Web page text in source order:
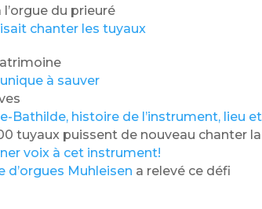
du prieuré
chanter les tuyaux
à sauver
Bathilde, histoire de l’instrument, lieu
tuyaux puissent de nouveau chanter
voix à cet instrument!
d’orgues Muhleisen a relevé ce défi